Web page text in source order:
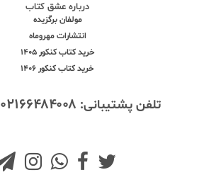
درباره عشق کتاب
مولفان برگزیده
انتشارات مهروماه
خرید کتاب کنکور 1405
خرید کتاب کنکور 1406
تلفن پشتیبانی: ۰۲۱۶۶۴۸۴۰۰۸